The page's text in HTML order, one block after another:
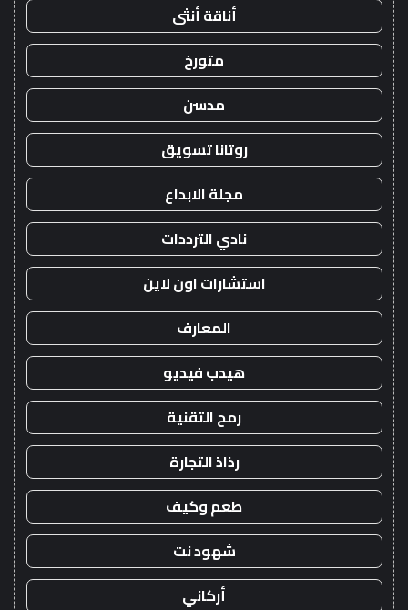
أناقة أنثى
متورخ
مدسن
روتانا تسويق
مجلة الابداع
نادي الترددات
استشارات اون لاين
المعارف
هيدب فيديو
رمح التقنية
رذاذ التجارة
طعم وكيف
شهود نت
أركاني